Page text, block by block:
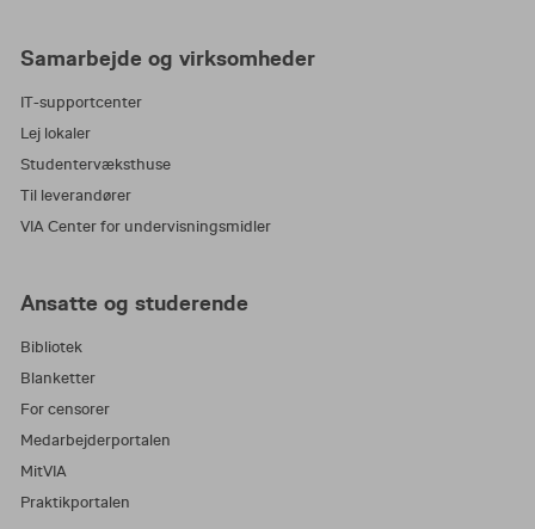
Samarbejde og virksomheder
IT-supportcenter
Lej lokaler
Studentervæksthuse
Til leverandører
VIA Center for undervisningsmidler
Ansatte og studerende
Bibliotek
Blanketter
For censorer
Medarbejderportalen
MitVIA
Praktikportalen